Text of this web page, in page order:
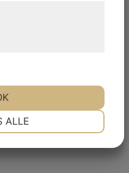
ALLE